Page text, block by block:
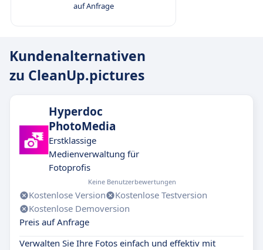
auf Anfrage
Kundenalternativen
zu CleanUp.pictures
Hyperdoc
PhotoMedia
Erstklassige
Medienverwaltung für
Fotoprofis
Keine Benutzerbewertungen
Kostenlose Version
Kostenlose Testversion
Kostenlose Demoversion
Preis auf Anfrage
Verwalten Sie Ihre Fotos einfach und effektiv mit